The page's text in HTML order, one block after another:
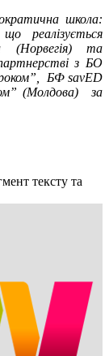
школа:
реалізується
(Норвегія) та
з БО
БФ savED
(Молдова) за
тексту та